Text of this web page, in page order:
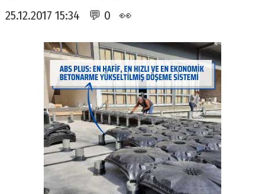
25.12.2017 15:34 💬 0 👀